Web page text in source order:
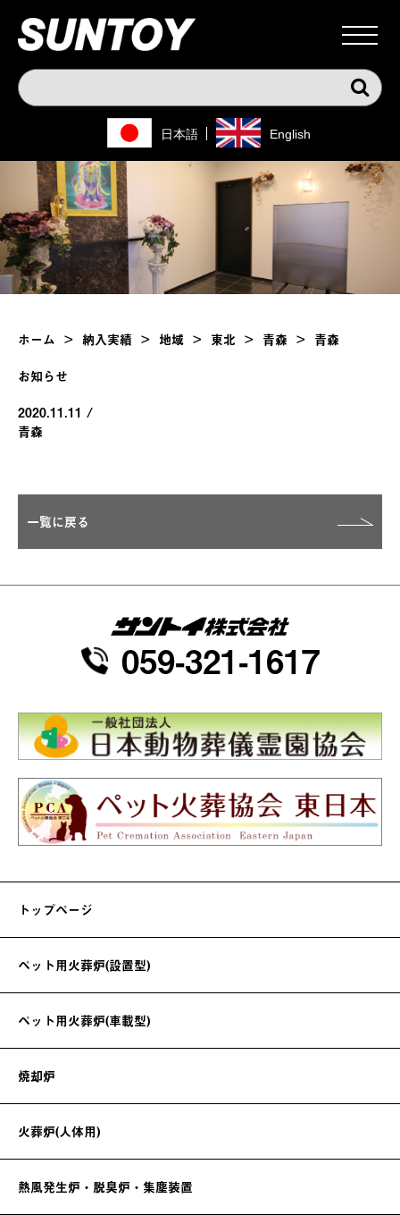
日本語 English
ホーム > 納入実績 > 地域 > 東北 > 青森 > 青森
お知らせ
2020.11.11 /
青森
一覧に戻る
059-321-1617
トップページ
ペット用火葬炉(設置型)
ペット用火葬炉(車載型)
焼却炉
火葬炉(人体用)
熱風発生炉・脱臭炉・集塵装置